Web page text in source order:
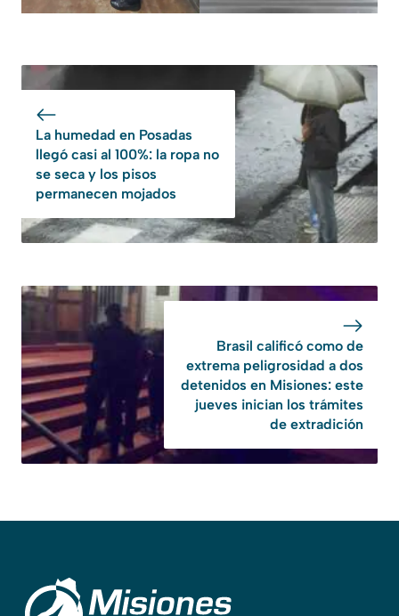
La humedad en Posadas
llegó casi al 100%: la ropa no
se seca y los pisos
permanecen mojados
Brasil calificó como de
extrema peligrosidad a dos
detenidos en Misiones: este
jueves inician los trámites
de extradición